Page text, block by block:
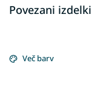
Povezani izdelki
Več barv